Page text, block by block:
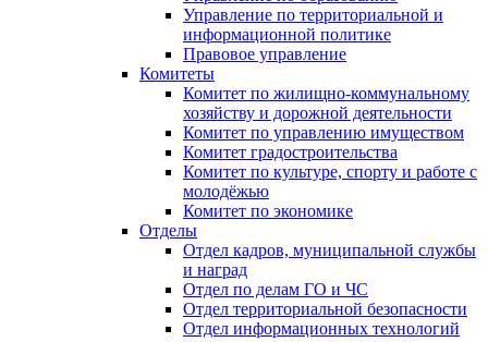
Управление по территориальной и
информационной политике
Правовое управление
Комитеты
Комитет по жилищно-коммунальному
хозяйству и дорожной деятельности
Комитет по управлению имуществом
Комитет градостроительства
Комитет по культуре, спорту и работе с
молодёжью
Комитет по экономике
Отделы
Отдел кадров, муниципальной службы
и наград
Отдел по делам ГО и ЧС
Отдел территориальной безопасности
Отдел информационных технологий